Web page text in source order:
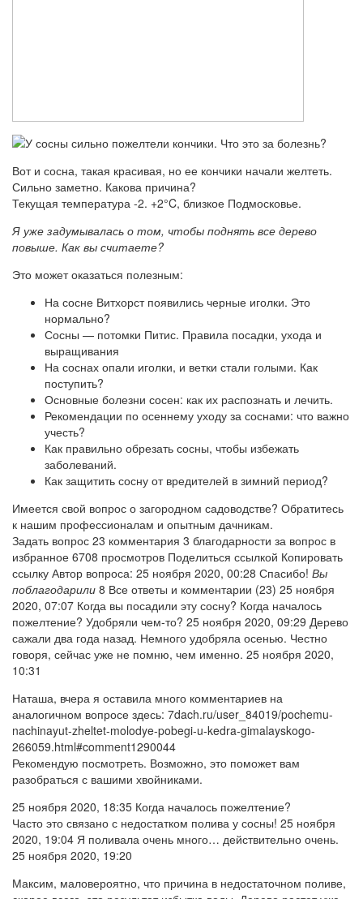
Вот и сосна, такая красивая, но ее кончики начали желтеть.
Сильно заметно. Какова причина?
Текущая температура -2. +2°C, близкое Подмосковье.
Я уже задумывалась о том, чтобы поднять все дерево
повыше. Как вы считаете?
Это может оказаться полезным:
На сосне Витхорст появились черные иголки. Это
нормально?
Сосны — потомки Питис. Правила посадки, ухода и
выращивания
На соснах опали иголки, и ветки стали голыми. Как
поступить?
Основные болезни сосен: как их распознать и лечить.
Рекомендации по осеннему уходу за соснами: что важно
учесть?
Как правильно обрезать сосны, чтобы избежать
заболеваний.
Как защитить сосну от вредителей в зимний период?
Имеется свой вопрос о загородном садоводстве? Обратитесь
к нашим профессионалам и опытным дачникам.
Задать вопрос 23 комментария 3 благодарности за вопрос в
избранное 6708 просмотров Поделиться ссылкой Копировать
ссылку Автор вопроса: 25 ноября 2020, 00:28 Спасибо! Вы
поблагодарили 8 Все ответы и комментарии (23) 25 ноября
2020, 07:07 Когда вы посадили эту сосну? Когда началось
пожелтение? Удобряли чем-то? 25 ноября 2020, 09:29 Дерево
сажали два года назад. Немного удобряла осенью. Честно
говоря, сейчас уже не помню, чем именно. 25 ноября 2020,
10:31
Наташа, вчера я оставила много комментариев на
аналогичном вопросе здесь: 7dach.ru/user_84019/pochemu-
nachinayut-zheltet-molodye-pobegi-u-kedra-gimalayskogo-
266059.html#comment1290044
Рекомендую посмотреть. Возможно, это поможет вам
разобраться с вашими хвойниками.
25 ноября 2020, 18:35 Когда началось пожелтение?
Часто это связано с недостатком полива у сосны! 25 ноября
2020, 19:04 Я поливала очень много… действительно очень.
25 ноября 2020, 19:20
Максим, маловероятно, что причина в недостаточном поливе,